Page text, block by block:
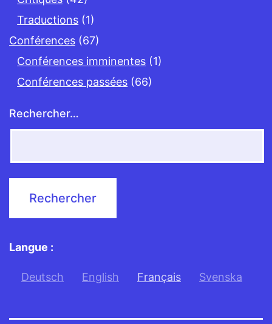
Traductions (1)
Conférences (67)
Conférences imminentes (1)
Conférences passées (66)
Rechercher…
Langue :
Deutsch English Français Svenska